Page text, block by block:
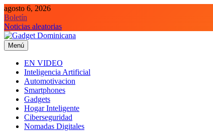
Saltar
al
contenido
agosto 6, 2026
Boletín
Noticias aleatorias
Gadget Dominicana
Gadgets y Tecnología de consumo
Menú
EN VIDEO
Inteligencia Artificial
Automotivacion
Smartphones
Gadgets
Hogar Inteligente
Ciberseguridad
Nomadas Digitales